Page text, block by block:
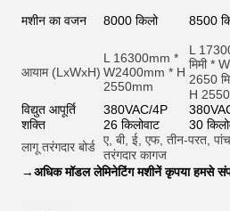
मशीन का वजन 8000 किलो 8500
आयाम (LxWxH)
L 16300mm *
W2400mm * H
2550mm
L
मिमी * W
2650
H 2550
विद्युत आपूर्ति 380VAC/4P
शक्ति
26 किलोवाट 30
लागू तरंगदार बोर्ड ए, बी, ई, एफ, तीन-परत,
तरंगदार कागज
→अधिक मॉडल लेमिनेटिंग मशीनें कृपया हमसे